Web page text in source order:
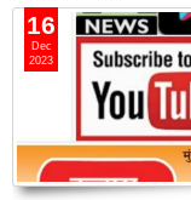
16
Dec
2023